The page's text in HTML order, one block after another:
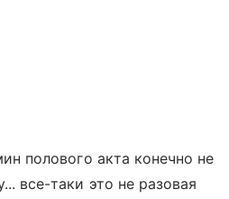
полового акта конечно не
все-таки это не разовая